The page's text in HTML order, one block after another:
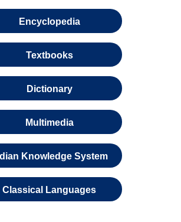
Encyclopedia
Textbooks
Dictionary
Multimedia
Knowledge System
Classical Languages